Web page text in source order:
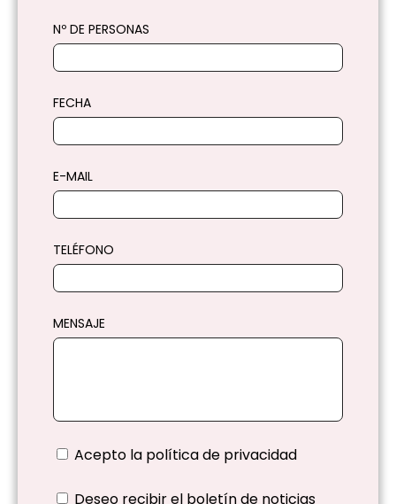
Nº DE PERSONAS
FECHA
E-MAIL
TELÉFONO
MENSAJE
Acepto la política de privacidad
Deseo recibir el boletín de noticias